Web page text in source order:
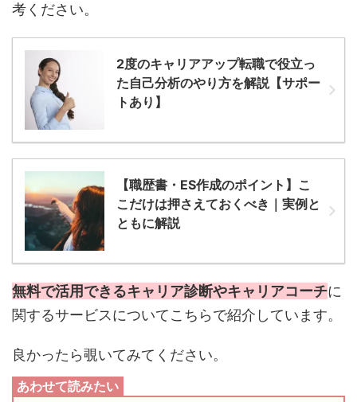
考ください。
2度のキャリアアップ転職で役立っ
た自己分析のやり方を解説【サポー
トあり】
【職歴書・ES作成のポイント】こ
こだけは押さえておくべき｜実例と
ともに解説
無料で活用できるキャリア診断やキャリアコーチに
関するサービスについてこちらで紹介しています。
良かったら覗いてみてください。